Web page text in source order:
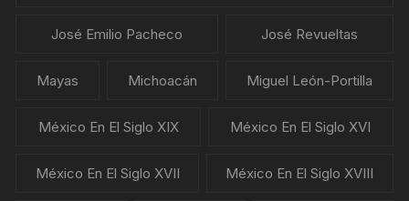
José Emilio Pacheco José Revueltas
Mayas Michoacán Miguel León-Portilla
México En El Siglo XIX México En El Siglo XVI
México En El Siglo XVII México En El Siglo XVIII